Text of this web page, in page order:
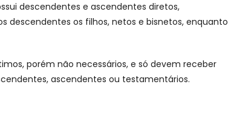
descendentes e ascendentes diretos,
descendentes os filhos, netos e bisnetos, enquanto
porém não necessários, e só devem receber
ascendentes ou testamentários.